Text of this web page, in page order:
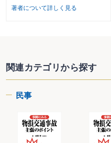
（2）財産の把握
（3）相続財産の管理
２ 請求手続
（3）葬祭費・埋葬料の請求
３ 名義変更の手続（分割前）
（1）公共料金の名義・振替口座変更
（2）固定資産税の納税義務者変更
著者について詳しく見る
関連カテゴリから探す
民事